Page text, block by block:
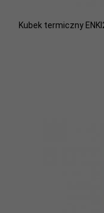
Kubek termiczny